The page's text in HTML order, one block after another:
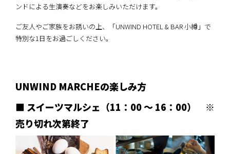
ンドによる生演奏などをお楽しみいただけます。
ご友人やご家族をお誘いの上、「UNWIND HOTEL & BAR 小樽」で
特別な1日をお過ごしください。
UNWIND MARCHEの楽しみ方
■ スイーツマルシェ（11：00 ～ 16：00） ※
売り切れ次第終了